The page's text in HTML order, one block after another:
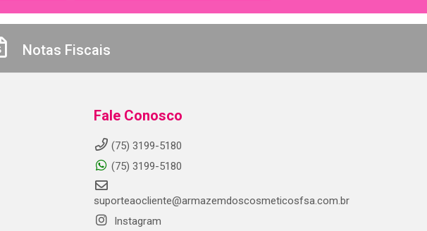
Notas Fiscais
Fale Conosco
(75) 3199-5180
(75) 3199-5180
suporteaocliente@armazemdoscosmeticosfsa.com.br
Instagram